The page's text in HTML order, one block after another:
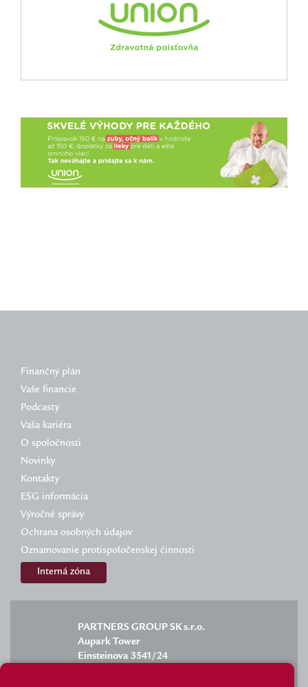
Finančný plán
Vaše financie
Podcasty
Vaša kariéra
O spoločnosti
Novinky
Kontakty
ESG informácia
Výročné správy
Ochrana osobných údajov
Oznamovanie protispoločenskej činnosti
Interná zóna
PARTNERS GROUP SK s.r.o.
Aupark Tower
Einsteinova 3541/24